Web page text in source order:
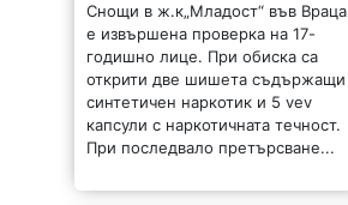
Снощи в ж.к„Младост“ във Враца
е извършена проверка на 17-
годишно лице. При обиска са
открити две шишета съдържащи
синтетичен наркотик и 5 vev
капсули с наркотичната течност.
При последвало претърсване...